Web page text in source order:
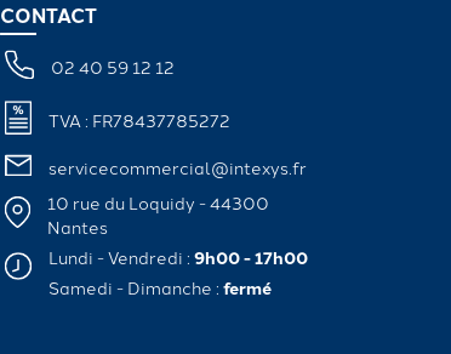
CONTACT
02 40 59 12 12
TVA : FR78437785272
servicecommercial@intexys.fr
10 rue du Loquidy - 44300
Nantes
Lundi - Vendredi : 9h00 - 17h00
Samedi - Dimanche : fermé